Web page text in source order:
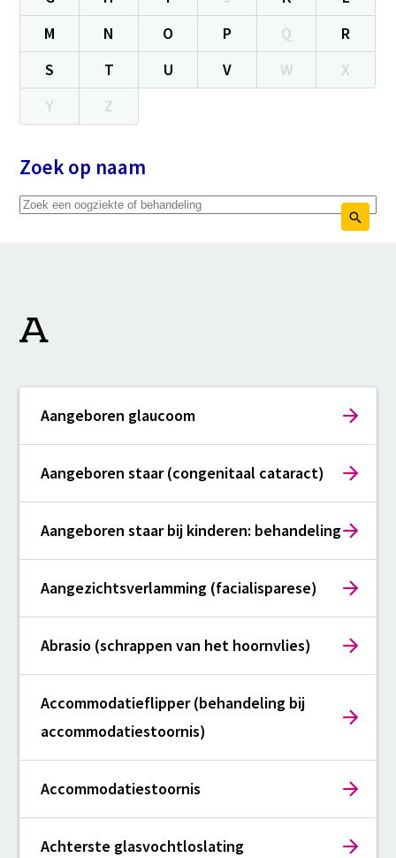
M
N O P Q
R
S
T U V W
X
Y
Z
Zoek op naam
A
Aangeboren glaucoom
Aangeboren staar (congenitaal cataract)
Aangeboren staar bij kinderen: behandeling
Aangezichtsverlamming (facialisparese)
Abrasio (schrappen van het hoornvlies)
Accommodatieflipper (behandeling bij
accommodatiestoornis)
Accommodatiestoornis
Achterste glasvochtloslating